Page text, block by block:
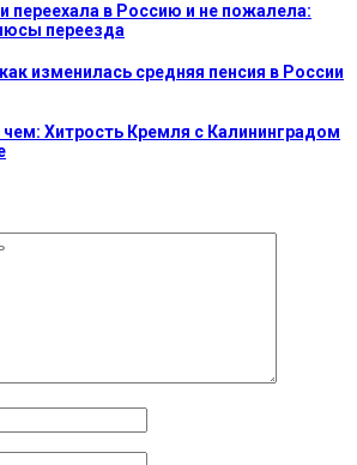
переехала в Россию и не пожалела:
переезда
изменилась средняя пенсия в России
чем: Хитрость Кремля с Калининградом